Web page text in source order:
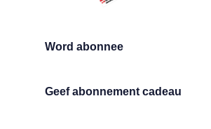
Word abonnee
Geef abonnement cadeau